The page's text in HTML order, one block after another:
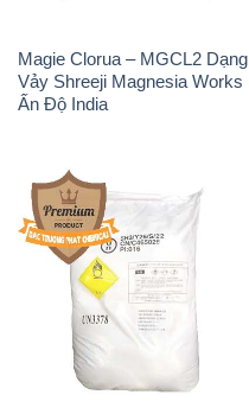
Magie Clorua – MGCL2 Dạng
Vảy Shreeji Magnesia Works
Ấn Độ India